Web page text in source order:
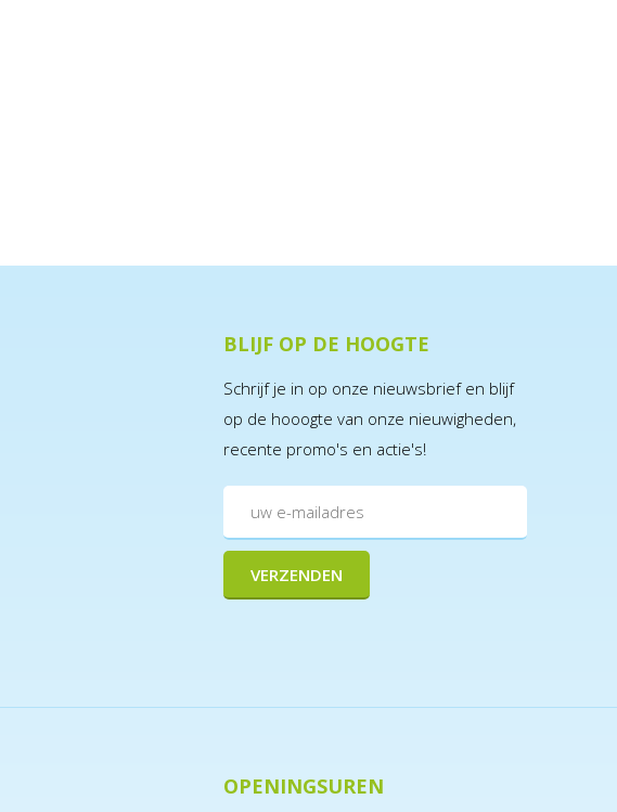
BLIJF OP DE HOOGTE
Schrijf je in op onze nieuwsbrief en blijf
op de hooogte van onze nieuwigheden,
recente promo's en actie's!
OPENINGSUREN